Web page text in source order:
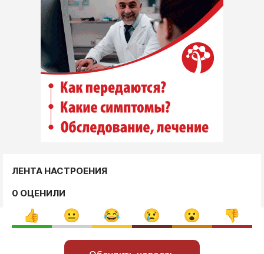
ЛЕНТА НАСТРОЕНИЯ
0 ОЦЕНИЛИ